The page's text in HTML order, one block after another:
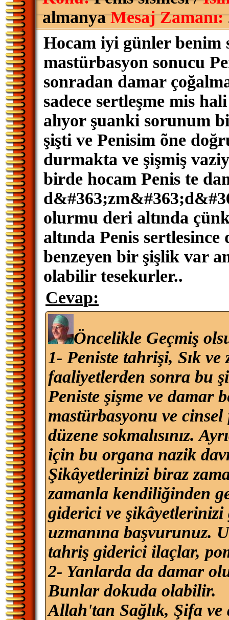
almanyaMesaj Zamanı:
Hocam iyi günler benim
mastürbasyon sonucu
sonradan damar
sadece sertleşme mis
alıyor şuanki sorunum
şişti ve Penisim õne
durmakta ve şişmiş
birde hocam Penis te
olurmu deri altında
altında Penis
benzeyen bir şişlik var
olabilir tesekurler..
Cevap:
Öncelikle Geçmiş
1- Peniste tahrişi, Sık ve
faaliyetlerden sonra bu
Peniste şişme ve damar
mastürbasyonu ve cinsel
düzene sokmalısınız.
için bu organa nazik
Şikâyetlerinizi biraz
zamanla kendiliğinden
giderici ve
uzmanına başvurunuz.
tahriş giderici ilaçlar,
2- Yanlarda da damar
Bunlar dokuda olabilir.
Allah'tan Sağlık, Şifa